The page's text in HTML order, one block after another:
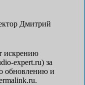
Дмитрий
искрению
expert.ru) за
обновлению и